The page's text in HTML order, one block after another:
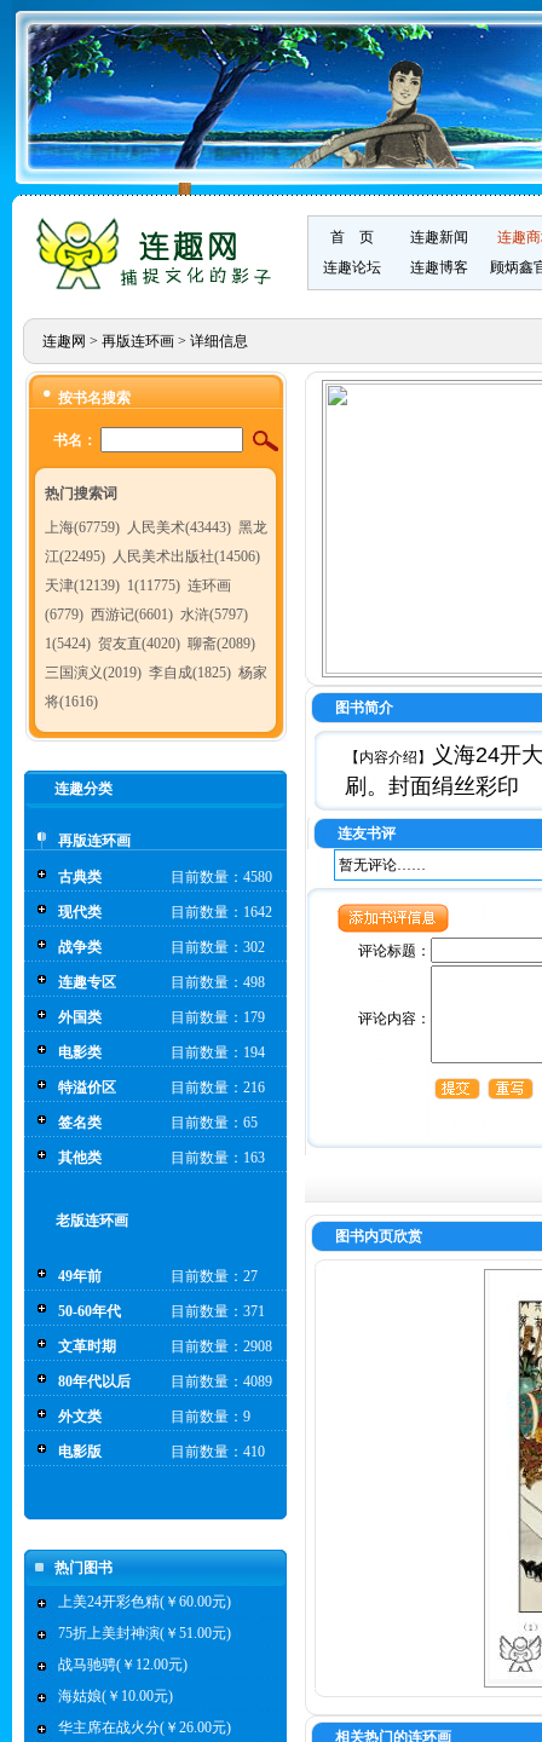
首 页 连趣新闻
连趣
连趣论坛
连趣博客 顾炳鑫
连趣网 > 再版连环画> 详细信息
按书名搜索
书名：
热门搜索词
上海(67759) 人民美术(43443) 黑龙
江(22495) 人民美术出版社(14506)
天津(12139) 1(11775) 连环画
(6779) 西游记(6601) 水浒(5797)
1(5424) 贺友直(4020) 聊斋(2089)
三国演义(2019) 李自成(1825) 杨家
将(1616)
连趣分类
再版连环画
古典类 目前数量：4580
现代类 目前数量：1642
战争类 目前数量：302
连趣专区 目前数量：498
外国类 目前数量：179
电影类 目前数量：194
特溢价区 目前数量：216
签名类 目前数量：65
其他类 目前数量：163
老版连环画
49年前 目前数量：27
50-60年代 目前数量：371
文革时期 目前数量：2908
80年代以后 目前数量：4089
外文类 目前数量：9
电影版 目前数量：410
热门图书
上美24开彩色精(￥60.00元)
75折上美封神演(￥51.00元)
战马驰骋(￥12.00元)
海姑娘(￥10.00元)
华主席在战火分(￥26.00元)
图书简介
【内容介绍】
义海24开
刷。封面绢丝彩印
连友书评
暂无评论……
评论标题：
评论内容：
图书内页欣赏
相关热门的连环画